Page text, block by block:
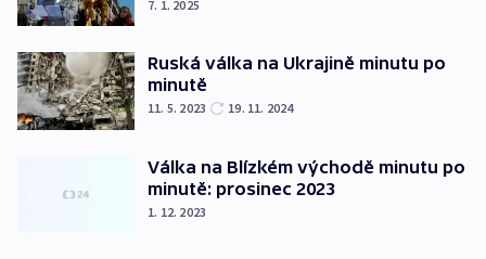
7. 1. 2025
Ruská válka na Ukrajině minutu po
minutě
11. 5. 2023 19. 11. 2024
Válka na Blízkém východě minutu po
minutě: prosinec 2023
1. 12. 2023